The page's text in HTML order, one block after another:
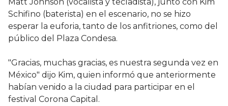
Matt Johnson (vocalista y tecladista), junto con Kim
Schifino (baterista) en el escenario, no se hizo
esperar la euforia, tanto de los anfitriones, como del
público del Plaza Condesa.
"Gracias, muchas gracias, es nuestra segunda vez en
México" dijo Kim, quien informó que anteriormente
habían venido a la ciudad para participar en el
festival Corona Capital.